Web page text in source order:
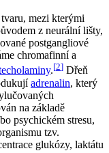
mezi kterými
z neurální lišty,
postgangliové
chromafinní a
.[2] Dřeň
adrenalin, který
na základě
psychickém stresu,
tzv.
glukózy, laktátu